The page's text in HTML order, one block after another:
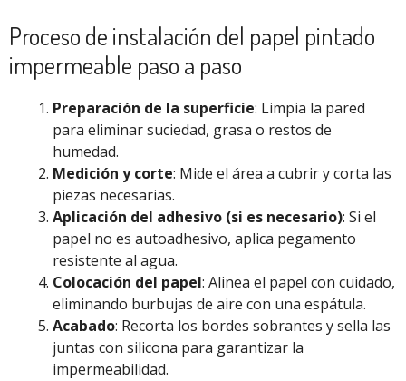
Proceso de instalación del papel pintado
impermeable paso a paso
Preparación de la superficie: Limpia la pared
para eliminar suciedad, grasa o restos de
humedad.
Medición y corte: Mide el área a cubrir y corta las
piezas necesarias.
Aplicación del adhesivo (si es necesario): Si el
papel no es autoadhesivo, aplica pegamento
resistente al agua.
Colocación del papel: Alinea el papel con cuidado,
eliminando burbujas de aire con una espátula.
Acabado: Recorta los bordes sobrantes y sella las
juntas con silicona para garantizar la
impermeabilidad.